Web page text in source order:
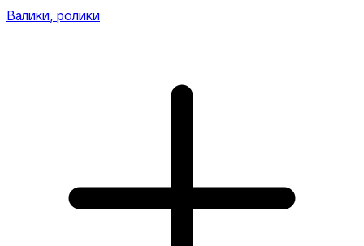
Валики, ролики